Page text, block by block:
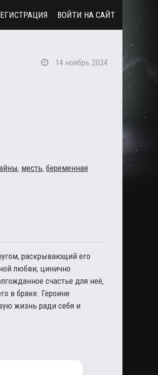
14 ноябрь 2024
, месть, беременная
раскрывающий его
любви, цинично
счастье для неё,
в браке. Героине
жизнь ради себя и
ВОЙТИ НА САЙТ